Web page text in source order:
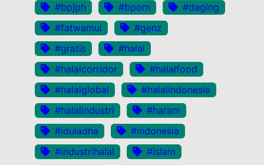
#bpjph
#bpom
#daging
#fatwamui
#genz
#gratis
#halal
#halalcorridor
#halalfood
#halalglobal
#halalindonesia
#halalindustri
#haram
#iduladha
#indonesia
#industrihalal
#islam